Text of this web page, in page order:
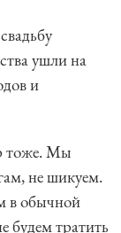
ушли на
и
тоже. Мы
не шикуем.
в обычной
будем тратить